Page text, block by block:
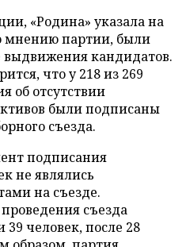
«Родина» указала на
мнению партии, были
кандидатов.
что у 218 из 269
об отсутствии
были подписаны
съезда.
подписания
не являлись
на съезде.
съезда
человек, после 28